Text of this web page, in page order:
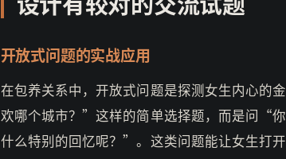
开放式问题的实战应用
在包养关系中，开放式问题是探测女生内心的
欢哪个城市？”这样的简单选择题，而是问“
什么特别的回忆呢？”。这类问题能让女生打开